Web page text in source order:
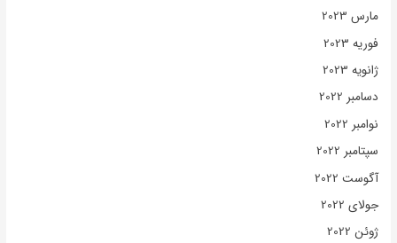
مارس 2023
فوریه 2023
ژانویه 2023
دسامبر 2022
نوامبر 2022
سپتامبر 2022
آگوست 2022
جولای 2022
ژوئن 2022